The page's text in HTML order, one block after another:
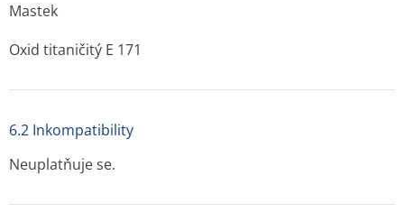
Mastek
Oxid titaničitý E 171
6.2 Inkompatibility
Neuplatňuje se.